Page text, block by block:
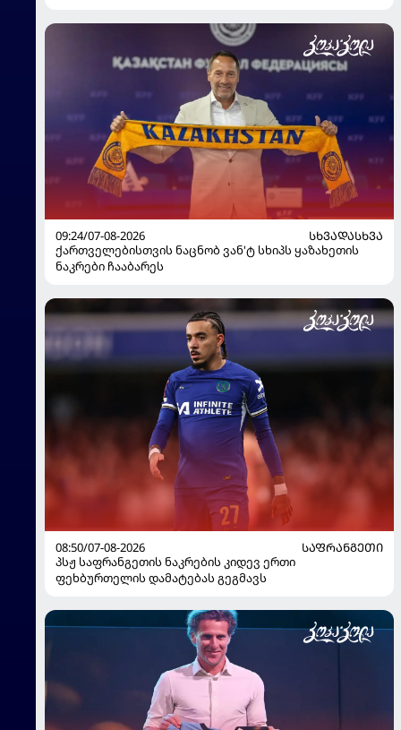
09:24/07-08-2026
ᲡᲮᲕᲐᲓᲐᲡᲮᲕᲐ
ქართველებისთვის ნაცნობ ვან'ტ სხიპს ყაზახეთის
ნაკრები ჩააბარეს
08:50/07-08-2026
ᲡᲐᲤᲠᲐᲜᲒᲔᲗᲘ
პსჟ საფრანგეთის ნაკრების კიდევ ერთი
ფეხბურთელის დამატებას გეგმავს